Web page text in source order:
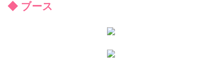
◆ ブース